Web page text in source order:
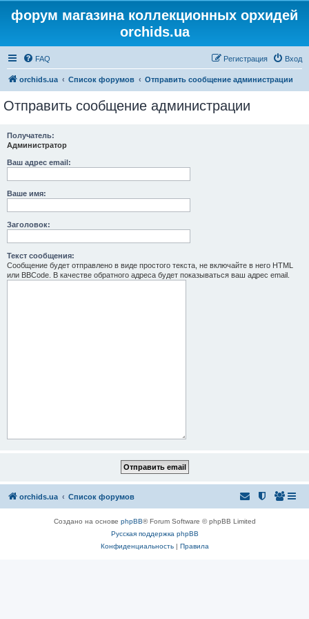
форум магазина коллекционных орхидей
orchids.ua
FAQ Вход
Регистрация
orchids.ua Список форумов Отправить сообщение администрации
Отправить сообщение администрации
Получатель:
Администратор
Ваш адрес email:
Ваше имя:
Заголовок:
Текст сообщения:
Сообщение будет отправлено в виде простого текста, не включайте в него HTML
или BBCode. В качестве обратного адреса будет показываться ваш адрес email.
orchids.ua Список форумов
Создано на основе phpBB® Forum Software © phpBB Limited
Русская поддержка phpBB
Конфиденциальность| Правила